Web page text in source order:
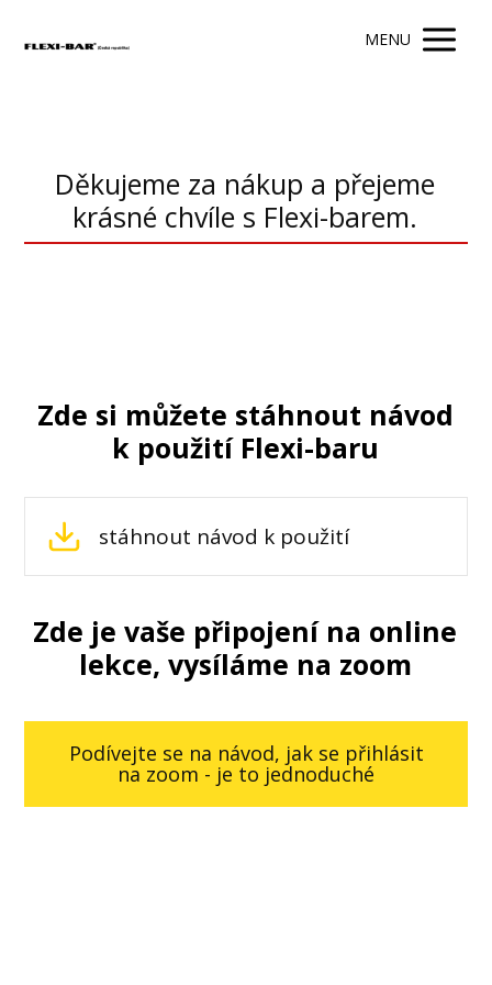
MENU
Děkujeme za nákup a přejeme
krásné chvíle s Flexi-barem.
Zde si můžete stáhnout návod
k použití Flexi-baru
stáhnout návod k použití
Zde je vaše připojení na online
lekce, vysíláme na zoom
Podívejte se na návod, jak se přihlásit
na zoom - je to jednoduché